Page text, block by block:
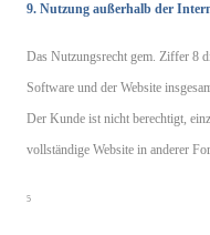
9. Nutzung außerhalb der
Das Nutzungsrecht gem. Ziffer 8
Software und der Website
Der Kunde ist nicht berechtigt,
vollständige Website in anderer
5